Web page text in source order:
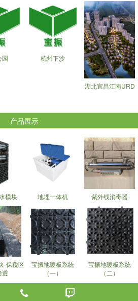
园 杭州下沙
湖北宜昌江南URD
产品展示
模块 地埋一体机 紫外线消毒器
-保税区
透
宝振地暖板系统
（一）
宝振地暖板系统
（二）